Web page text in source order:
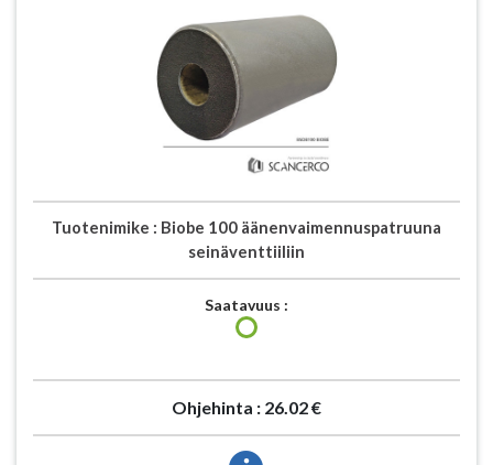
Tuotenimike : Biobe 100 äänenvaimennuspatruuna
seinäventtiiliin
Saatavuus :
Ohjehinta : 26.02 €